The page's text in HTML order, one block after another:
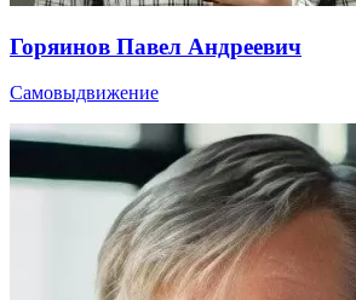
Горяинов Павел Андреевич
Самовыдвижение